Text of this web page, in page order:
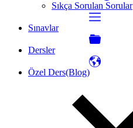
Sıkça Sorulan Sorular
Sınavlar
Dersler
Özel Ders(Blog)